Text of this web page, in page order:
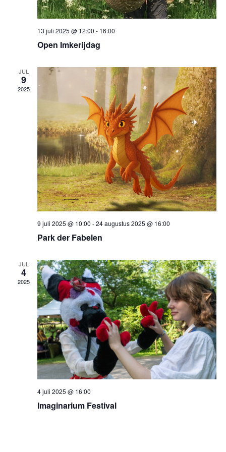
13 juli 2025 @ 12:00 - 16:00
Open Imkerijdag
JUL
9
2025
9 juli 2025 @ 10:00 -24 augustus 2025 @ 16:00
Park der Fabelen
JUL
4
2025
4 juli 2025 @ 16:00
Imaginarium Festival